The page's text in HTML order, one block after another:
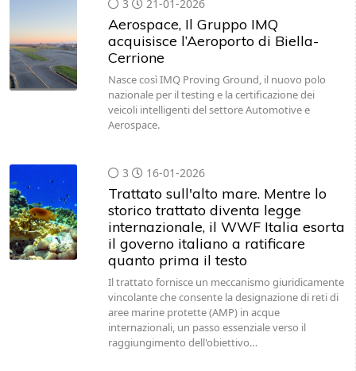
3 21-01-2026
Aerospace, Il Gruppo IMQ
acquisisce l’Aeroporto di Biella-
Cerrione
Nasce così IMQ Proving Ground, il nuovo polo
nazionale per il testing e la certificazione dei
veicoli intelligenti del settore Automotive e
Aerospace.
3 16-01-2026
Trattato sull'alto mare. Mentre lo
storico trattato diventa legge
internazionale, il WWF Italia esorta
il governo italiano a ratificare
quanto prima il testo
Il trattato fornisce un meccanismo giuridicamente
vincolante che consente la designazione di reti di
aree marine protette (AMP) in acque
internazionali, un passo essenziale verso il
raggiungimento dell'obiettivo…